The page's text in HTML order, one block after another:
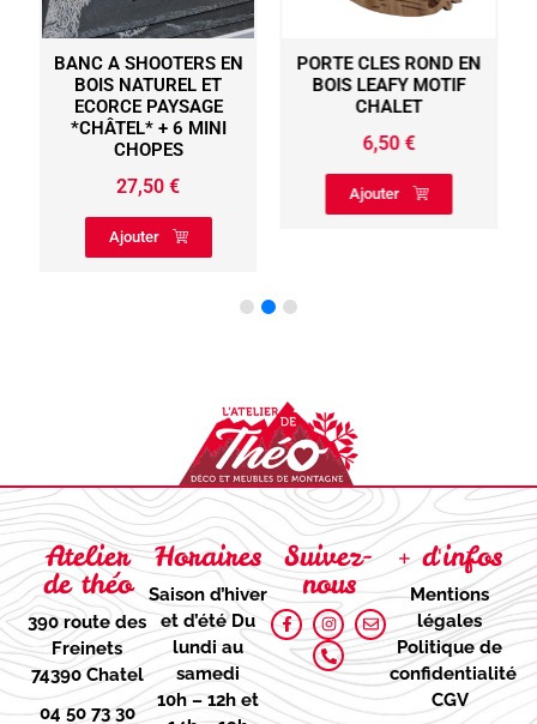
BANC A SHOOTERS EN
BOIS NATUREL ET
ECORCE PAYSAGE
*CHÂTEL* + 6 MINI
CHOPES
27,50 €
Ajouter
PORTE CLES ROND EN
BOIS LEAFY MOTIF
CHALET
6,50€
Ajouter
Atelier
de théo
390 route des
Freinets
74390 Chatel
04 50 73 30
Horaires
Saison d’hiver
et d’étéDu
lundi au
samedi
10h – 12h et
Suivez-
nous
+ d'infos
Mentions
légales
Politique de
confidentialité
CGV